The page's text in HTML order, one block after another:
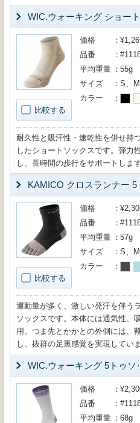
WIC.ウォーキング ショー
比較する
価格
品番
平均重量
55g
サイズ
S、
カラー
耐久性と吸汗性・速乾性を併せ持
したショートソックスです。弾力
し、長時間の歩行をサポートします
KAMICO クロスランナー 5
比較する
価格
品番
平均重量
57g
サイズ
S、
カラー
運動量が多く、激しい発汗を伴う
ソックスです。本体には通気性、
用。つま先とかかとの外側には、
し、抜群の足裏感覚を実現していま
WIC.ウォーキング 5トゥソ
価格
品番
平均重量
68g